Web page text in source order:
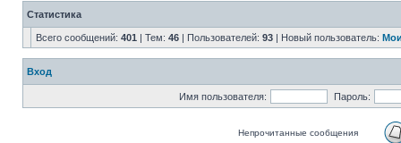
Статистика
Всего сообщений: 401 | Тем: 46 | Пользователей: 93 | Новый пользователь:
Вход
Имя пользователя: Пароль:
Непрочитанные сообщения